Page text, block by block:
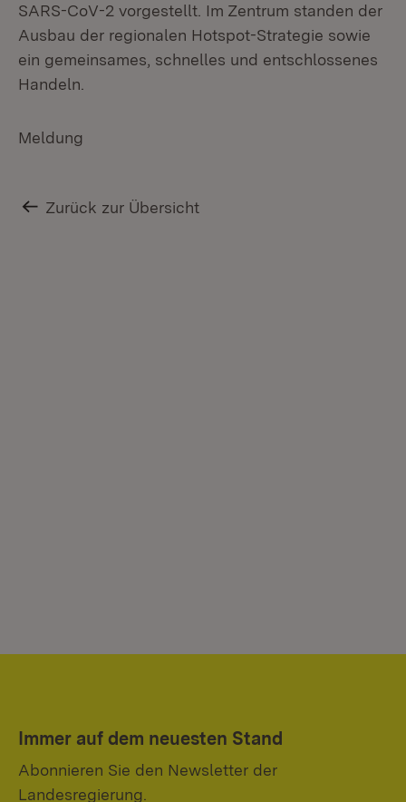
SARS-CoV-2 vorgestellt. Im Zentrum standen der
Ausbau der regionalen Hotspot-Strategie sowie
ein gemeinsames, schnelles und entschlossenes
Handeln.
Meldung
Zurück zur Übersicht
Immer auf dem neuesten Stand
Abonnieren Sie den Newsletter der
Landesregierung.